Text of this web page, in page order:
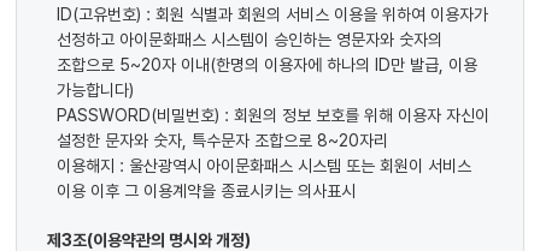
ID(고유번호) : 회원 식별과 회원의 서비스 이용을 위하여 이용자가
선정하고 아이문화패스 시스템이 승인하는 영문자와 숫자의
조합으로 5~20자 이내(한명의 이용자에 하나의 ID만 발급, 이용
가능합니다)
PASSWORD(비밀번호) : 회원의 정보 보호를 위해 이용자 자신이
설정한 문자와 숫자, 특수문자 조합으로 8~20자리
이용해지 : 울산광역시 아이문화패스 시스템 또는 회원이 서비스
이용 이후 그 이용계약을 종료시키는 의사표시
제3조(이용약관의 명시와 개정)